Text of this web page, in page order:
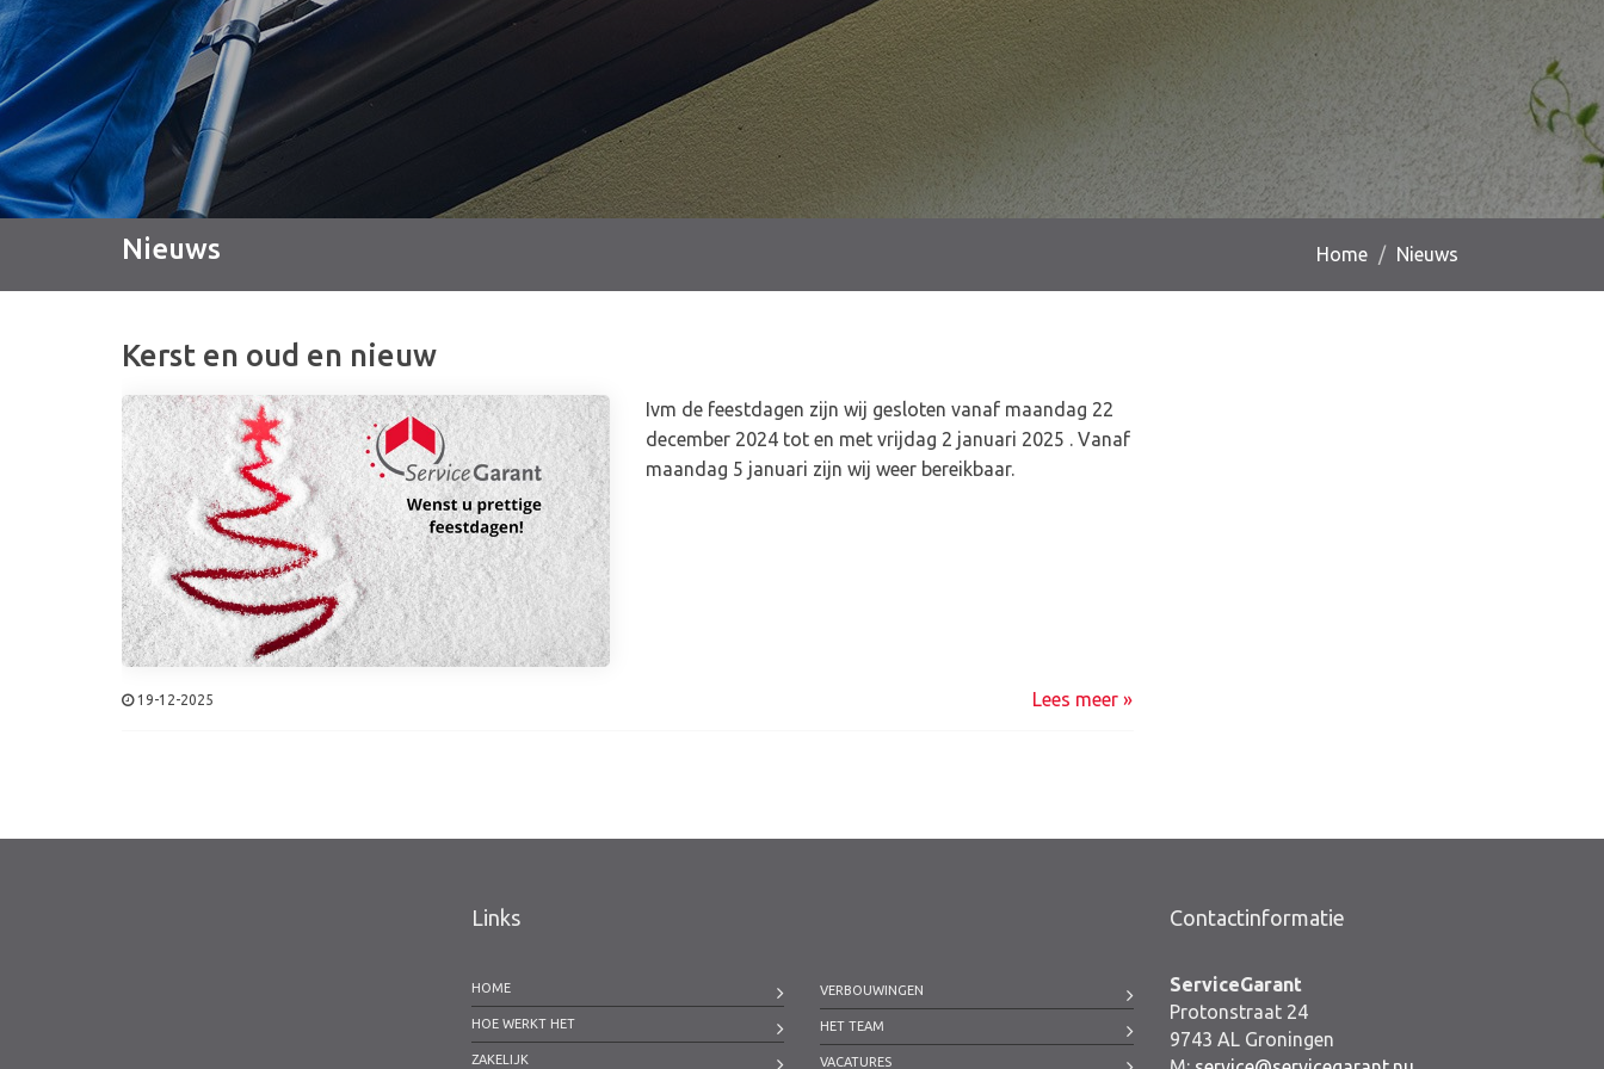
Nieuws Home Nieuws
Kerst en oud en nieuw
Ivm de feestdagen zijn wij gesloten vanaf maandag 22
december 2024 tot en met vrijdag 2 januari 2025 . Vanaf
maandag 5 januari zijn wij weer bereikbaar.
19-12-2025 Lees meer »
Links
HOME
HOE WERKT HET
ZAKELIJK
VERBOUWINGEN
HET TEAM
VACATURES
Contactinformatie
ServiceGarant
Protonstraat 24
9743 AL Groningen